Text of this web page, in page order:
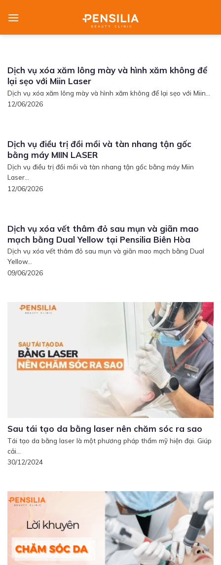
Dịch vụ xóa xăm lông mày và hình xăm không để
lại sẹo với Miin Laser
Dịch vụ xóa xăm lông mày và hình xăm không để lại sẹo với Miin...
12/06/2026
Dịch vụ điều trị đồi mồi và tàn nhang tận gốc
bằng máy MIIN LASER
Dịch vụ điều trị đồi mồi và tàn nhang tận gốc bằng máy Miin
Laser...
12/06/2026
Dịch vụ xóa vết thâm đỏ sau mụn và giãn mao
mạch bằng Dual Yellow tại Pensilia Biên Hòa
Dịch vụ xóa vết thâm đỏ sau mụn và giãn mao mạch bằng Dual
Yellow...
09/06/2026
Sau tái tạo da bằng laser nên chăm sóc ra sao
Tái tạo da bằng laser là một phương pháp thẩm mỹ hiện đại. Giúp
cải...
30/12/2024